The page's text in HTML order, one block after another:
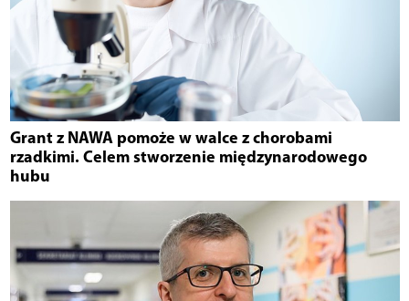
Grant z NAWA pomoże w walce z chorobami
rzadkimi. Celem stworzenie międzynarodowego
hubu